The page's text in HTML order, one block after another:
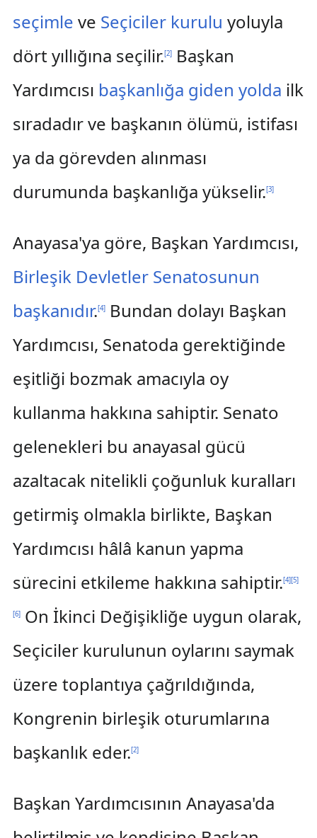
seçimle ve Seçiciler kurulu yoluyla
dört yıllığına seçilir.[2]Başkan
Yardımcısı başkanlığa giden yolda ilk
sıradadır ve başkanın ölümü, istifası
ya da görevden alınması
durumunda başkanlığa yükselir.[3]
Anayasa'ya göre, Başkan Yardımcısı,
Birleşik Devletler Senatosunun
başkanıdır.[4]Bundan dolayı Başkan
Yardımcısı, Senatoda gerektiğinde
eşitliği bozmak amacıyla oy
kullanma hakkına sahiptir. Senato
gelenekleri bu anayasal gücü
azaltacak nitelikli çoğunluk kuralları
getirmiş olmakla birlikte, Başkan
Yardımcısı hâlâ kanun yapma
sürecini etkileme hakkına sahiptir.[4][5]
[6]On İkinci Değişikliğe uygun olarak,
Seçiciler kurulunun oylarını saymak
üzere toplantıya çağrıldığında,
Kongrenin birleşik oturumlarına
başkanlık eder.[2]
Başkan Yardımcısının Anayasa'da